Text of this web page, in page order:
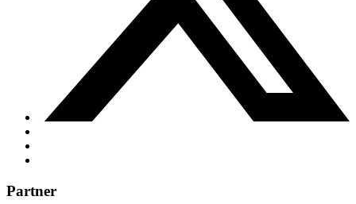
Partner